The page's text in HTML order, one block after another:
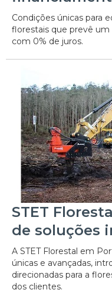
Condições únicas para
florestais que prevê
com 0% de juros.
STET
de soluções
A STET Florestal em
únicas e avançadas,
direcionadas para a
dos clientes.